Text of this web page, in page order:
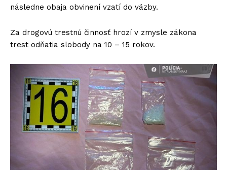
následne obaja obvinení vzatí do väzby.
Za drogovú trestnú činnosť hrozí v zmysle zákona
trest odňatia slobody na 10 – 15 rokov.